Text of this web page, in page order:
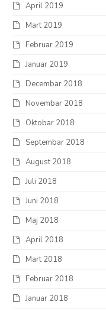
April 2019
Mart 2019
Februar 2019
Januar 2019
Decembar 2018
Novembar 2018
Oktobar 2018
Septembar 2018
August 2018
Juli 2018
Juni 2018
Maj 2018
April 2018
Mart 2018
Februar 2018
Januar 2018